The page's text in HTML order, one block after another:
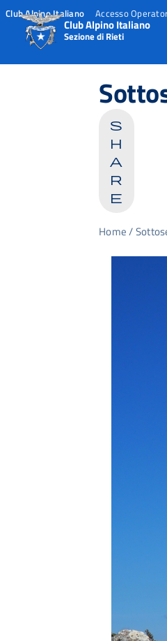
Club Alpino Italiano Accesso
Club Alpino Italiano
Sezione di Rieti
s
h
a
r
e
Home/